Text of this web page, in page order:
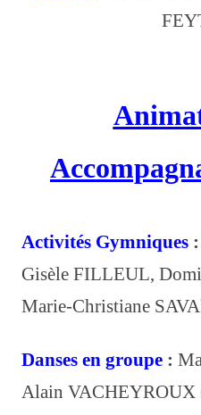
Activités Gymniques :
Gisèle FILLEUL,
Marie-Christiane
Danses en groupe :
Alain VACHEYROUX